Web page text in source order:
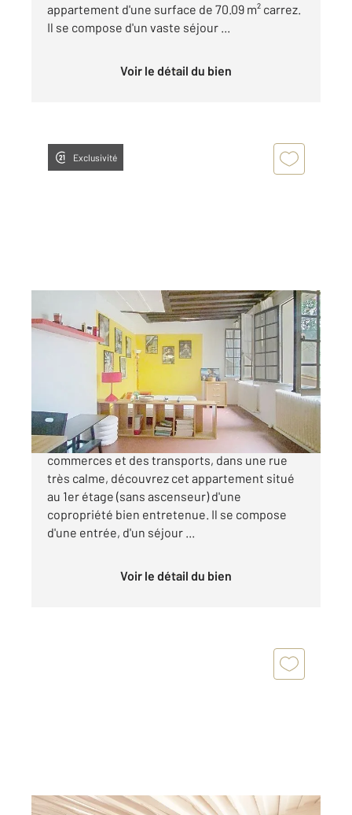
appartement d'une surface de 70.09 m² carrez.
Il se compose d'un vaste séjour ...
Voir le détail du bien
Exclusivité
PARIS 75005
28,53 m 2, 1 pièce
Ref : 31807
Appartement F1 à vendre
370 000 €
Rue de l'Arbalète À proximité immédiate des
commerces et des transports, dans une rue
très calme, découvrez cet appartement situé
au 1er étage (sans ascenseur) d'une
copropriété bien entretenue. Il se compose
d'une entrée, d'un séjour ...
Voir le détail du bien